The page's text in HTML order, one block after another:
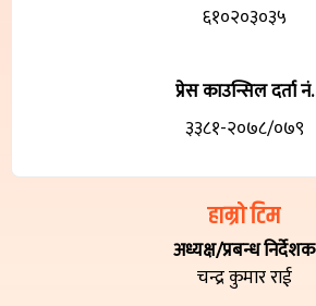
६१०२०३०३५
प्रेस काउन्सिल दर्ता नं.
३३८१-२०७८/०७९
हाम्रो टिम
अध्यक्ष/प्रबन्ध निर्देशक
चन्द्र कुमार राई